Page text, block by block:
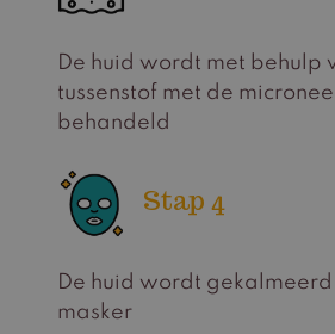
De huid wordt met behulp
tussenstof met de
behandeld
Stap 4
De huid wordt
masker